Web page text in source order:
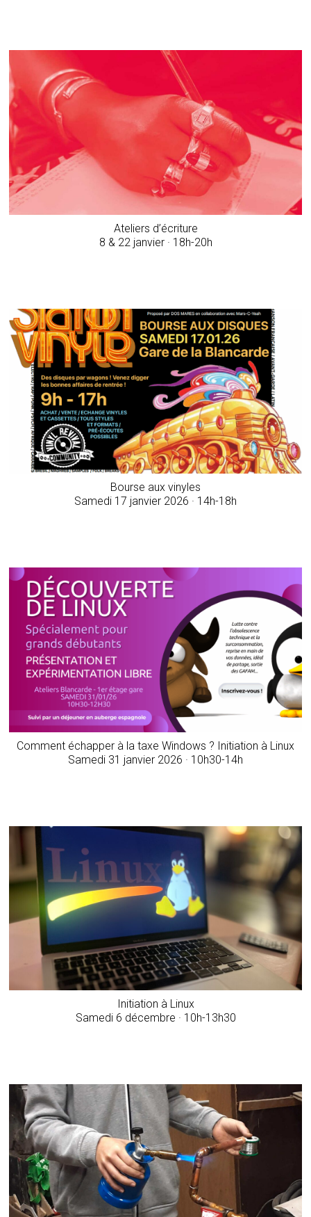
Ateliers d’écriture
8 & 22 janvier · 18h-20h
Bourse aux vinyles
Samedi 17 janvier 2026 · 14h-18h
Comment échapper à la taxe Windows ? Initiation à Linux
Samedi 31 janvier 2026 · 10h30-14h
Initiation à Linux
Samedi 6 décembre · 10h-13h30